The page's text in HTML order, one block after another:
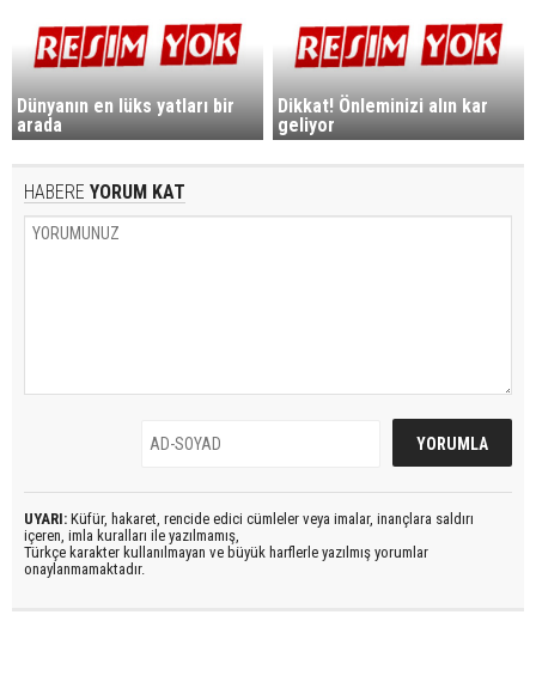
Dünyanın en lüks yatları bir
arada
Dikkat! Önleminizi alın kar
geliyor
HABERE YORUM KAT
UYARI: Küfür, hakaret, rencide edici cümleler veya imalar, inançlara saldırı
içeren, imla kuralları ile yazılmamış,
Türkçe karakter kullanılmayan ve büyük harflerle yazılmış yorumlar
onaylanmamaktadır.